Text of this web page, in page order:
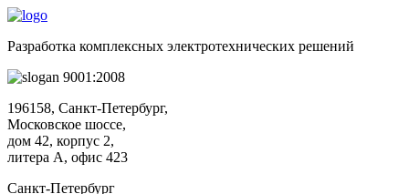
Разработка комплексных электротехнических решений
9001:2008
196158, Санкт-Петербург,
Московское шоссе,
дом 42, корпус 2,
литера А, офис 423
Санкт-Петербург